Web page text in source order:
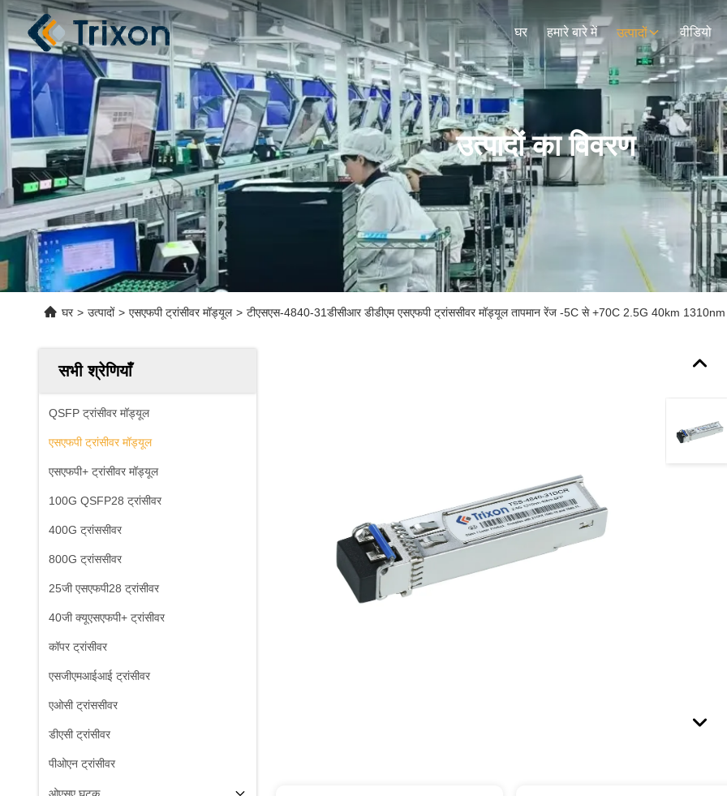
घर हमारे बारे में उत्पादों वीडियो
उत्पादों का विवरण
घर > उत्पादों > एसएफपी ट्रांसीवर मॉड्यूल > टीएसएस-4840-31डीसीआर डीडीएम एसएफपी ट्रांससीवर मॉड्यूल तापमान रेंज -5C से +70C 2.5G 40km 1310nm
सभी श्रेणियाँ
QSFP ट्रांसीवर मॉड्यूल
एसएफपी ट्रांसीवर मॉड्यूल
एसएफपी+ ट्रांसीवर मॉड्यूल
100G QSFP28 ट्रांसीवर
400G ट्रांससीवर
800G ट्रांससीवर
25जी एसएफपी28 ट्रांसीवर
40जी क्यूएसएफपी+ ट्रांसीवर
कॉपर ट्रांसीवर
एसजीएमआईआई ट्रांसीवर
एओसी ट्रांससीवर
डीएसी ट्रांसीवर
पीओएन ट्रांसीवर